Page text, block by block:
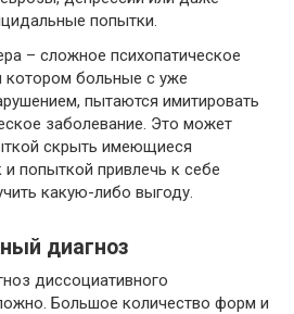
попытки.
– сложное психопатическое
котором больные с уже
пытаются имитировать
заболевание. Это может
скрыть имеющиеся
и попыткой привлечь к себе
какую-либо выгоду.
диагноз
диссоциативного
Большое количество форм и